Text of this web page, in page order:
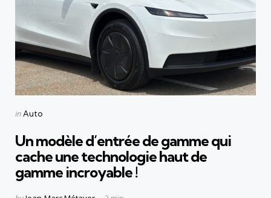
Categories
Posted
inAuto
Un modèle d’entrée de gamme qui
cache une technologie haut de
gamme incroyable !